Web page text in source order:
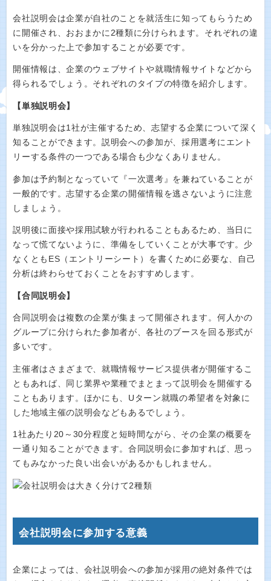
会社説明会は企業が自社のことを就活生に知ってもらうため
に開催され、おおまかに2種類に分けられます。それぞれの違
いを分かった上で参加することが必要です。
開催情報は、企業のウェブサイトや就職情報サイトなどから
得られるでしょう。それぞれのタイプの特徴を紹介します。
【単独説明会】
単独説明会は1社が主催するため、志望する企業について深く
知ることができます。説明会への参加が、採用選考にエント
リーする条件の一つである場合も少なくありません。
参加は予約制となっていて『一次選考』を兼ねていることが
一般的です。志望する企業の開催情報を逃さないように注意
しましょう。
説明後に面接や採用試験が行われることもあるため、当日に
なって慌てないように、準備をしていくことが大事です。少
なくともES（エントリーシート）を書くために必要な、自己
分析は終わらせておくことをおすすめします。
【合同説明会】
合同説明会は複数の企業が集まって開催されます。何人かの
グループに分けられた参加者が、各社のブースを回る形式が
多いです。
主催者はさまざまで、就職情報サービス提供者が開催するこ
ともあれば、同じ業界や業種でまとまって説明会を開催する
こともあります。ほかにも、Uターン就職の希望者を対象に
した地域主催の説明会などもあるでしょう。
1社あたり20～30分程度と短時間ながら、その企業の概要を
一通り知ることができます。合同説明会に参加すれば、思っ
てもみなかった良い出会いがあるかもしれません。
会社説明会に参加する意義
企業によっては、会社説明会への参加が採用の絶対条件では